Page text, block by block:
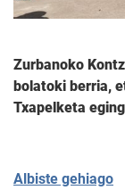
Zurbanoko
bolatoki berria,
Txapelketa
Albiste gehiago